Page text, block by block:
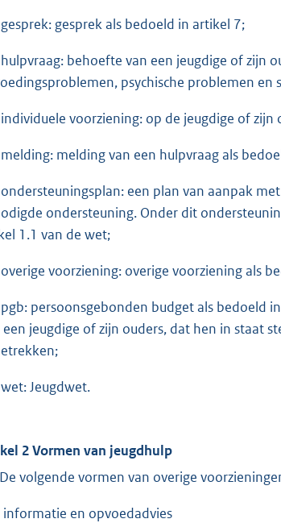
gesprek als bedoeld in artikel 7;
behoefte van een jeugdige of zijn
psychische problemen
voorziening: op de jeugdige of zijn
melding van een hulpvraag als
een plan van aanpak
ondersteuning. Onder dit
1.1 van de wet;
voorziening: overige voorziening als
persoonsgebonden budget als bedoeld
een jeugdige of zijn ouders, dat hen in staat
Jeugdwet.
2 Vormen van jeugdhulp
volgende vormen van overige
en opvoedadvies